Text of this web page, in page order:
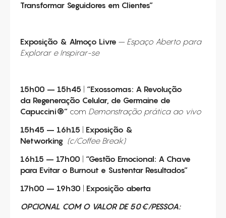
Transformar Seguidores em Clientes”
Exposição & Almoço Livre – Espaço Aberto para
Explorar e Inspirar-se
15h00 – 15h45
“Exossomas: A Revolução
da Regeneração Celular, de Germaine de
Capuccini®” com Demonstração prática ao vivo
15h45 – 16h15
Exposição &
Networking (c/Coffee Break)
16h15 – 17h00
“Gestão Emocional: A Chave
para Evitar o Burnout e Sustentar Resultados”
17h00 – 19h30
Exposição aberta
OPCIONAL COM O VALOR DE 50€/PESSOA: